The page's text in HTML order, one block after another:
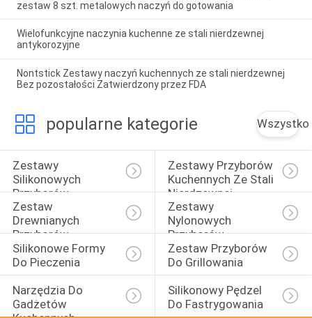
zestaw 8 szt. metalowych naczyń do gotowania
Wielofunkcyjne naczynia kuchenne ze stali nierdzewnej
antykorozyjne
Nontstick Zestawy naczyń kuchennych ze stali nierdzewnej
Bez pozostałości Zatwierdzony przez FDA
popularne kategorie Wszystko
Zestawy
Silikonowych
Przyborów
Kuchennych
Zestawy Przyborów
Kuchennych Ze Stali
Nierdzewnej
Zestaw
Drewnianych
Przyborów
Kuchennych
Zestawy
Nylonowych
Przyborów
Kuchennych
Silikonowe Formy
Do Pieczenia
Zestaw Przyborów
Do Grillowania
Narzędzia Do
Gadżetów
Silikonowy Pędzel
Do Fastrygowania